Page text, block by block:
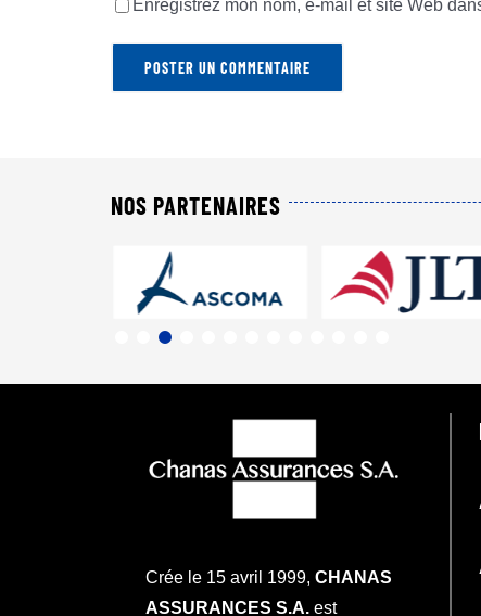
Enregistrez mon nom, e-mail et site Web
NOS PARTENAIRES
Crée le 15 avril 1999,CHANAS
ASSURANCES S.A. est